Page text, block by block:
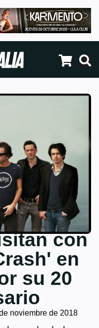
con
en
su 20
noviembre de 2018